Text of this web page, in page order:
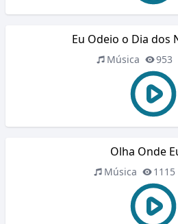
Eu Odeio o Dia dos
Música 953
Olha Onde
Música 1115